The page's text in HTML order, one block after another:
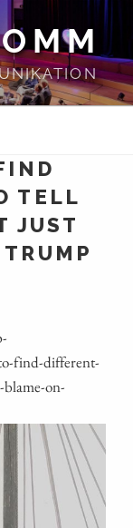
TELL
JUST
find-different-
blame-on-